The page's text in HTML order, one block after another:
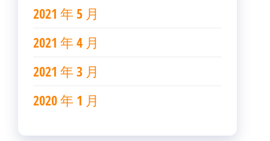
2021 年 5 月
2021 年 4 月
2021 年 3 月
2020 年 1 月